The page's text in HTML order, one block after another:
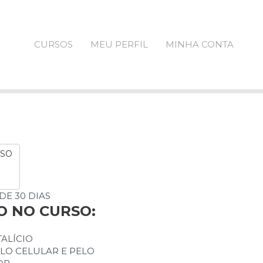
CURSOS MEU PERFIL MINHA CONTA
30 DIAS
NO CURSO:
CELULAR E PELO